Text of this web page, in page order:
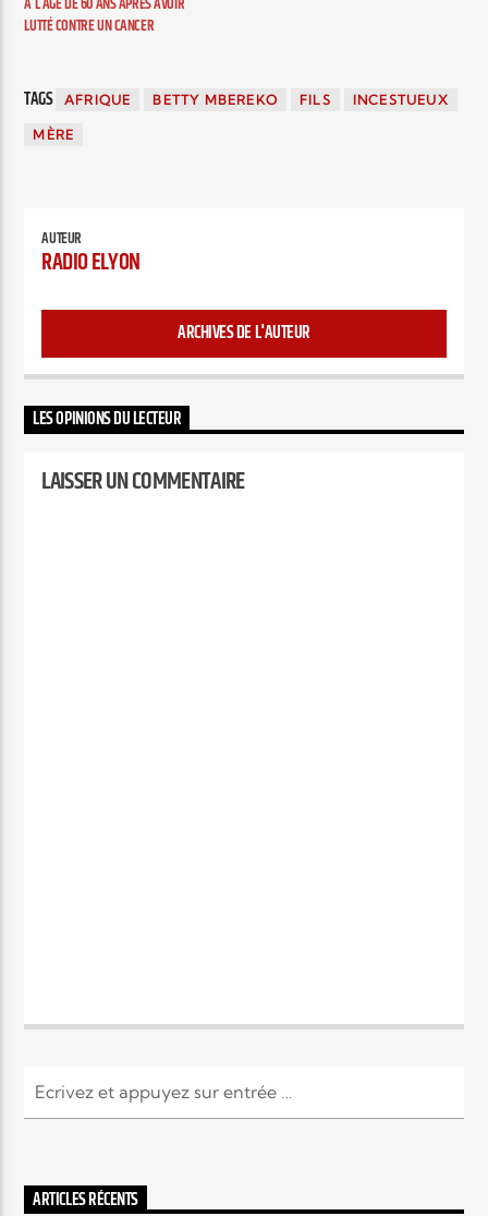
LUTTÉ CONTRE UN CANCER
TAGS AFRIQUE BETTY MBEREKO FILS INCESTUEUX
MÈRE
AUTEUR
RADIO ELYON
ARCHIVES DE L'AUTEUR
LES OPINIONS DU LECTEUR
LAISSER UN COMMENTAIRE
ARTICLES RÉCENTS